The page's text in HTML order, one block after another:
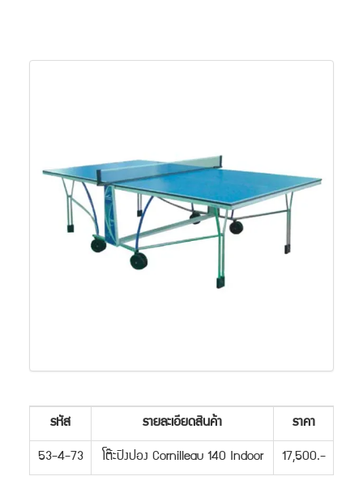
รหัส รายละเอียดสินค้า ราคา
53-4-73 โต๊ะปิงปอง Cornilleau 140 Indoor 17,500.-